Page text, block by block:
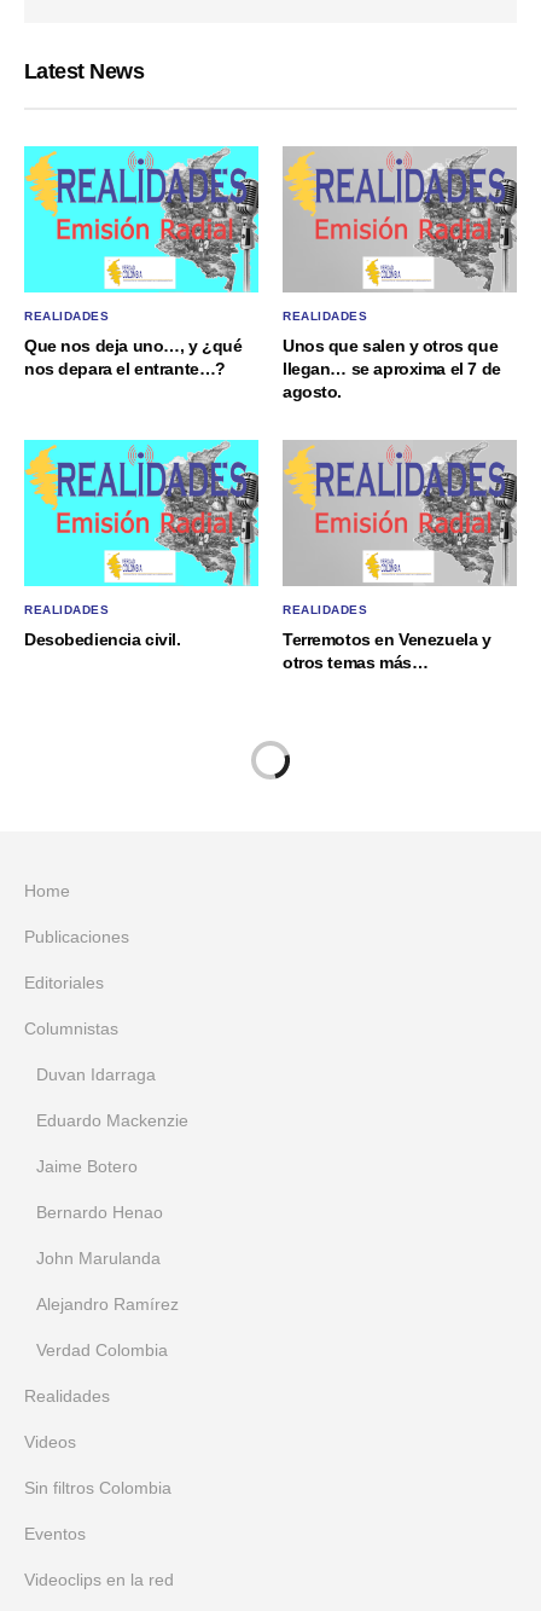
Latest News
REALIDADES
Que nos deja uno…, y ¿qué
nos depara el entrante…?
REALIDADES
Unos que salen y otros que
llegan… se aproxima el 7 de
agosto.
REALIDADES
Desobediencia civil.
REALIDADES
Terremotos en Venezuela y
otros temas más…
Home
Publicaciones
Editoriales
Columnistas
Duvan Idarraga
Eduardo Mackenzie
Jaime Botero
Bernardo Henao
John Marulanda
Alejandro Ramírez
Verdad Colombia
Realidades
Videos
Sin filtros Colombia
Eventos
Videoclips en la red